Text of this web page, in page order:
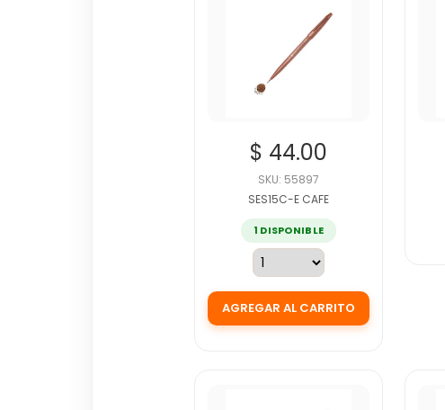
$ 44.00
SKU: 55897
SES15C-E CAFE
1 DISPONIBLE